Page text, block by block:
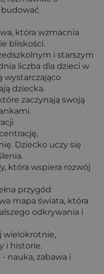
budować
która wzmacnia
bliskości.
i starszym
liczba dla dzieci w
wystarczająco
dziecka.
zaczynają swoją
Dziecko uczy się
która wspiera rozwój
przygód
mapa świata, która
odkrywania i
wielokrotnie,
i historie.
nauka, zabawa i